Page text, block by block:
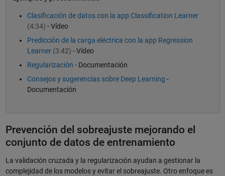
Clasificación de datos con la app Classification Learner
(4:34) - Vídeo
Predicción de la carga eléctrica con la app Regression
Learner(3:42) - Vídeo
Regularización - Documentación
Consejos y sugerencias sobre Deep Learning -
Documentación
Prevención del sobreajuste mejorando el
conjunto de datos de entrenamiento
La validación cruzada y la regularización ayudan a gestionar la
complejidad de los modelos y evitar el sobreajuste. Otro enfoque es